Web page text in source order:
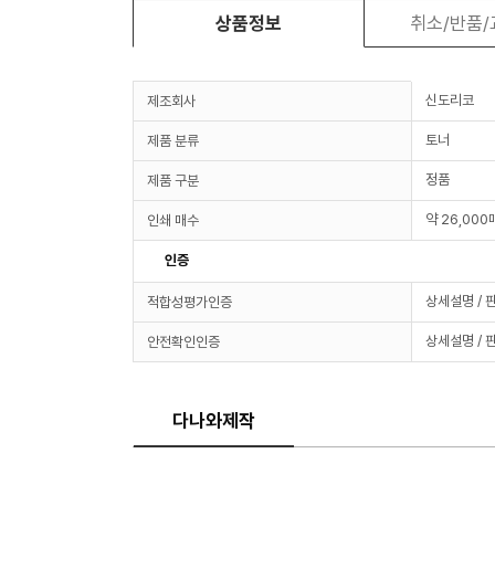
상품정보 취소/반품/
제조회사 신도리코
제품 분류 토너
제품 구분 정품
인쇄 매수 약 26,000
인증
적합성평가인증 상세설명 /
안전확인인증 상세설명 /
다나와제작